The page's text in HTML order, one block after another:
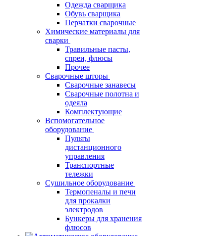
Одежда сварщика
Обувь сварщика
Перчатки сварочные
Химические материалы для
сварки
Травильные пасты,
спреи, флюсы
Прочее
Сварочные шторы
Сварочные занавесы
Сварочные полотна и
одеяла
Комплектующие
Вспомогательное
оборудование
Пульты
дистанционного
управления
Транспортные
тележки
Сушильное оборудование
Термопеналы и печи
для прокалки
электродов
Бункеры для хранения
флюсов